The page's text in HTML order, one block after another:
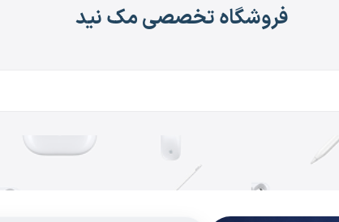
فروشگاه تخصصی مک نید